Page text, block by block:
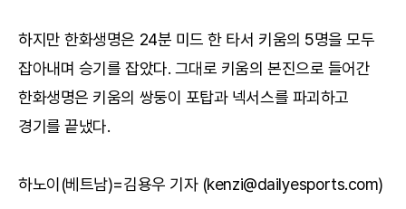
하지만 한화생명은 24분 미드 한 타서 키움의 5명을 모두
잡아내며 승기를 잡았다. 그대로 키움의 본진으로 들어간
한화생명은 키움의 쌍둥이 포탑과 넥서스를 파괴하고
경기를 끝냈다.
하노이(베트남)=김용우 기자 (kenzi@dailyesports.com)